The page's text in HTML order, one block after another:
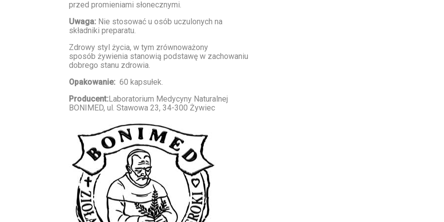
przed promieniami słonecznymi.
Uwaga: Nie stosować u osób uczulonych na
składniki preparatu.
Zdrowy styl życia, w tym zrównoważony
sposób żywienia stanowią podstawę w zachowaniu
dobrego stanu zdrowia.
Opakowanie: 60 kapsułek.
Producent:Laboratorium Medycyny Naturalnej
BONIMED, ul. Stawowa 23, 34-300 Żywiec